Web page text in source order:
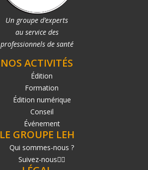
Un groupe d’experts
au service des
professionnels de santé
NOS ACTIVITÉS
Édition
Formation
Édition numérique
Conseil
Événement
LE GROUPE LEH
Qui sommes-nous ?
Suivez-nous